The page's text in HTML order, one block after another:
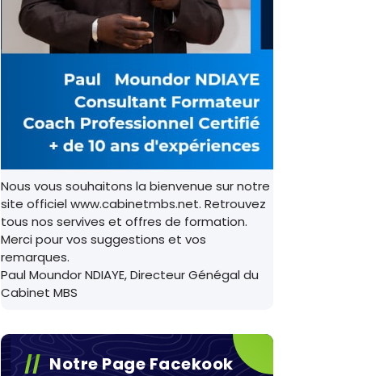
Nous vous souhaitons la bienvenue sur notre
site officiel www.cabinetmbs.net. Retrouvez
tous nos servives et offres de formation.
Merci pour vos suggestions et vos
remarques.
Paul Moundor NDIAYE, Directeur Génégal du
Cabinet MBS
Notre Page Facekook